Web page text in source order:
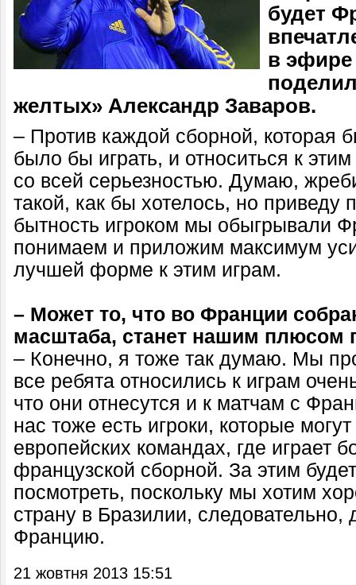
будет
в эфире
желтых» Александр Заваров.
– Против каждой сборной, которая
было бы играть, и относиться к
со всей серьезностью. Думаю,
такой, как бы хотелось, но приведу
бытность игроком мы обыгрывали
понимаем и приложим максимум
лучшей форме к этим играм.
– Может то, что во Франции
масштаба, станет нашим плюсом
– Конечно, я тоже так думаю. Мы
все ребята относились к играм
что они отнесутся и к матчам с
нас тоже есть игроки, которые
европейских командах, где играет
французской сборной. За этим
посмотреть, поскольку мы хотим
страну в Бразилии,
Францию.
21 жовтня 2013 15:51